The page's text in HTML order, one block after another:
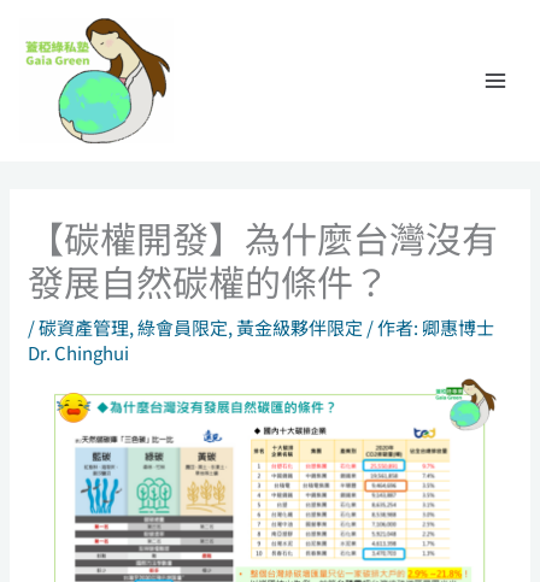
【碳權開發】為什麼台灣沒有
發展自然碳權的條件？
/碳資產管理,綠會員限定,黃金級夥伴限定 / 作者: 卿惠博士
Dr. Chinghui